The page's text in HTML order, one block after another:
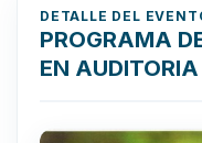
DETALLE DEL
PROGRAMA
EN